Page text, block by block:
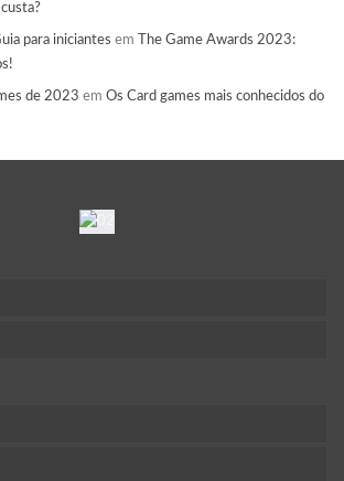
para iniciantes em
The Game Awards 2023:
de 2023 em Os Card games mais conhecidos do